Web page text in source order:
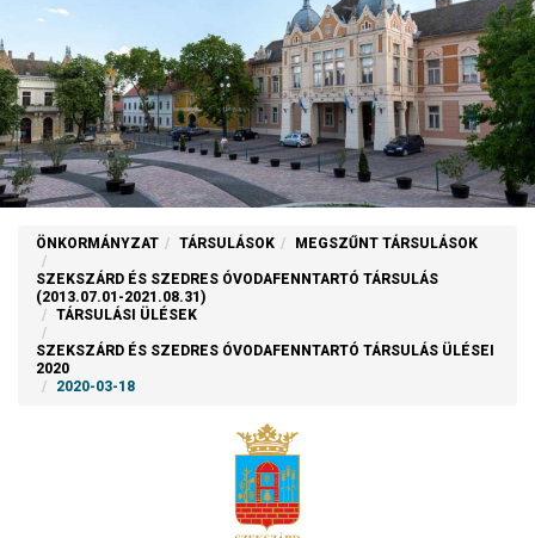
ÖNKORMÁNYZAT TÁRSULÁSOK MEGSZŰNT TÁRSULÁSOK
SZEKSZÁRD ÉS SZEDRES ÓVODAFENNTARTÓ TÁRSULÁS
(2013.07.01-2021.08.31)
TÁRSULÁSI ÜLÉSEK
SZEKSZÁRD ÉS SZEDRES ÓVODAFENNTARTÓ TÁRSULÁS ÜLÉSEI
2020
2020-03-18